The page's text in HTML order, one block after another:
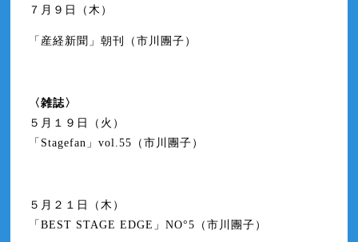
７月９日（木）
「産経新聞」朝刊（市川團子）
〈雑誌〉
５月１９日（火）
「Stagefan」vol.55（市川團子）
５月２１日（木）
「BEST STAGE EDGE」NO°5（市川團子）